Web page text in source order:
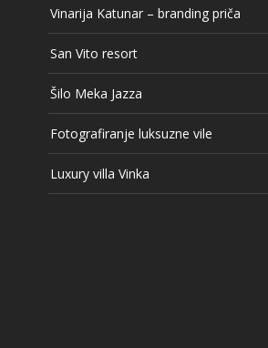
Vinarija Katunar – branding priča
San Vito resort
Šilo Meka Jazza
Fotografiranje luksuzne vile
Luxury villa Vinka